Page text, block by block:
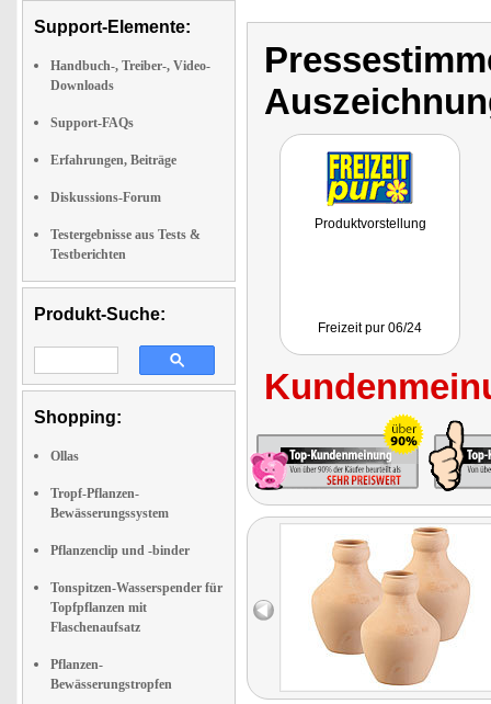
Support-Elemente:
Handbuch-, Treiber-, Video-
Downloads
Support-FAQs
Erfahrungen, Beiträge
Diskussions-Forum
Testergebnisse aus Tests &
Testberichten
Produkt-Suche:
Shopping:
Ollas
Tropf-Pflanzen-
Bewässerungssystem
Pflanzenclip und -binder
Tonspitzen-Wasserspender für
Topfpflanzen mit
Flaschenaufsatz
Pflanzen-
Bewässerungstropfen
Produktvorstellung
Freizeit pur 06/24